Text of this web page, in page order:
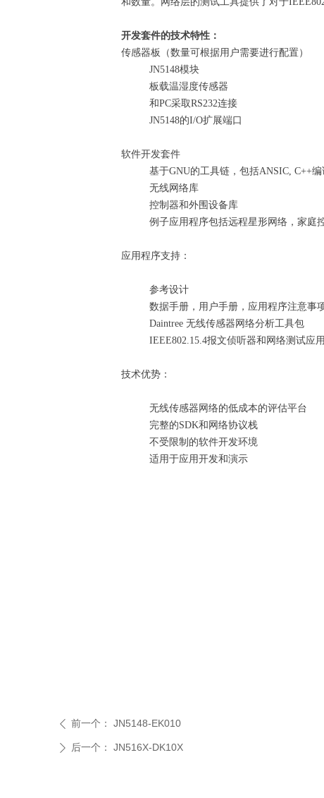
ꄴ 前一个： JN5148-EK010
ꄲ 后一个： JN516X-DK10X
开发套件的技术特性：
传感器板（数量可根据用户需要进行配置）
JN5148模块
板载温湿度传感器
和PC采取RS232连接
JN5148的I/O扩展端口
软件开发套件
基于GNU的工具链，包括ANSIC, C++
无线网络库
控制器和外围设备库
例子应用程序包括远程星形网络，家庭
应用程序支持：
参考设计
数据手册，用户手册，应用程序注意事
Daintree 无线传感器网络分析工具包
IEEE802.15.4报文侦听器和网络测试应
技术优势：
无线传感器网络的低成本的评估平台
完整的SDK和网络协议栈
不受限制的软件开发环境
适用于应用开发和演示